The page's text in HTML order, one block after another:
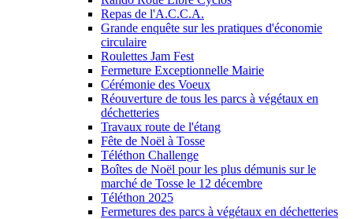
Repas de l'A.C.C.A.
Grande enquête sur les pratiques d'économie
circulaire
Roulettes Jam Fest
Fermeture Exceptionnelle Mairie
Cérémonie des Voeux
Réouverture de tous les parcs à végétaux en
déchetteries
Travaux route de l'étang
Fête de Noël à Tosse
Téléthon Challenge
Boîtes de Noël pour les plus démunis sur le
marché de Tosse le 12 décembre
Téléthon 2025
Fermetures des parcs à végétaux en déchetteries